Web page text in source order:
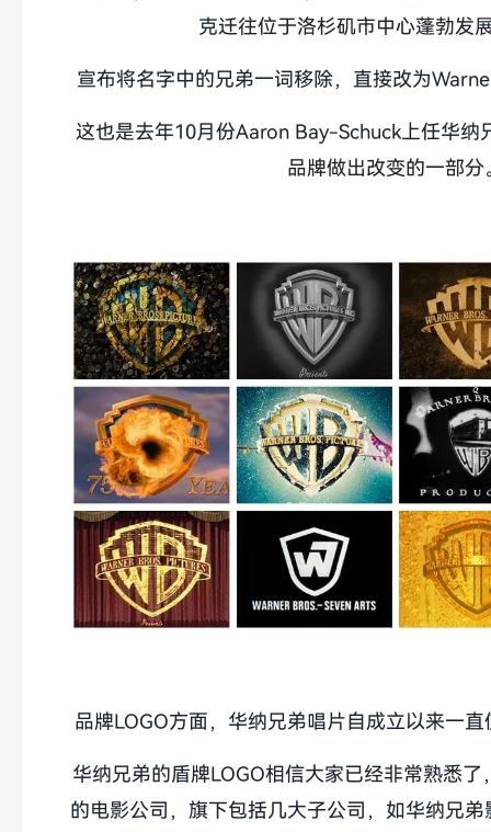
克迁往位于洛杉矶市中心蓬勃发
宣布将名字中的兄弟一词移除，直接改为
这也是去年10月份Aaron Bay-Schuck上任华纳
品牌做出改变的一部分
品牌LOGO方面，华纳兄弟唱片自成立以来一
华纳兄弟的盾牌LOGO相信大家已经非常熟悉
的电影公司，旗下包括几大子公司，如华纳兄